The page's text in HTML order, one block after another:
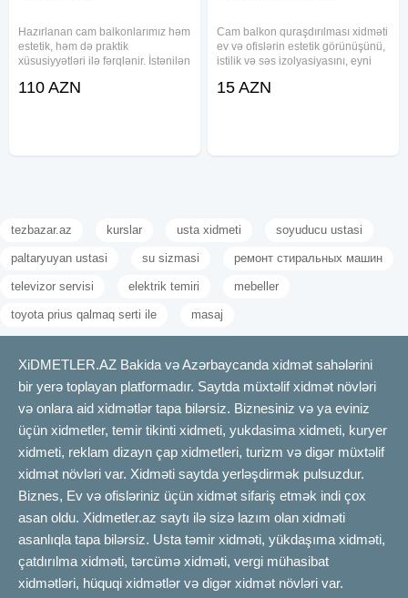
Hazırlanan cam balkonlarımız həm
estetik, həm də praktik
xüsusiyyətləri ilə fərqlənir. İstənilən
uyğun dizayn və ölçülərdə
110 AZN
Cam balkon quraşdırılması xidməti
ev və ofislərin estetik görünüşünü,
istilik və səs izolyasiyasını, eyni
bir həlldir. Təcrübəli ustalarımız
15 AZN
tezbazar.az kurslar usta xidmeti soyuducu ustasi
paltaryuyan ustasi su sizmasi ремонт стиральных машин
televizor servisi elektrik temiri mebeller
toyota prius qalmaq serti ile masaj
XiDMETLER.AZ Bakida və Azərbaycanda xidmət sahələrini
bir yerə toplayan platformadır. Saytda müxtəlif xidmət növləri
və onlara aid xidmətlər tapa bilərsiz. Biznesiniz və ya eviniz
üçün xidmetler, temir tikinti xidmeti, yukdasima xidmeti, kuryer
xidmeti, reklam dizayn çap xidmetleri, turizm və digər müxtəlif
xidmət növləri var. Xidməti saytda yerləşdirmək pulsuzdur.
Biznes, Ev və ofisləriniz üçün xidmət sifariş etmək indi çox
asan oldu. Xidmetler.az saytı ilə sizə lazım olan xidməti
asanlıqla tapa bilərsiz. Usta təmir xidməti, yükdaşıma xidməti,
çatdırılma xidməti, tərcümə xidməti, vergi mühasibat
xidmətləri, hüquqi xidmətlər və digər xidmət növləri var.